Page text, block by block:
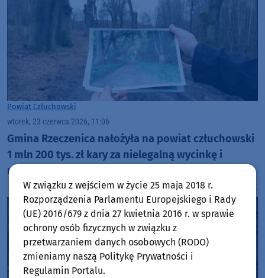
Powiat Człuchowski
wtorek, 23 czerwca 2026, 11:06
Gmina Rzeczenica nałożyła na powiat człuchowski
1 mln 200 tys. zł kary za nielegalną wycinkę i
nadmierną przycinkę drzew w Grodzisku
W związku z wejściem w życie 25 maja 2018 r.
Rozporządzenia Parlamentu Europejskiego i Rady
(UE) 2016/679 z dnia 27 kwietnia 2016 r. w sprawie
ochrony osób fizycznych w związku z
przetwarzaniem danych osobowych (RODO)
zmieniamy naszą Politykę Prywatności i
Regulamin Portalu.